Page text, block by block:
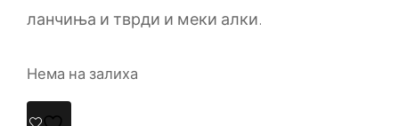
ланчиња и тврди и меки алки.
Нема на залиха